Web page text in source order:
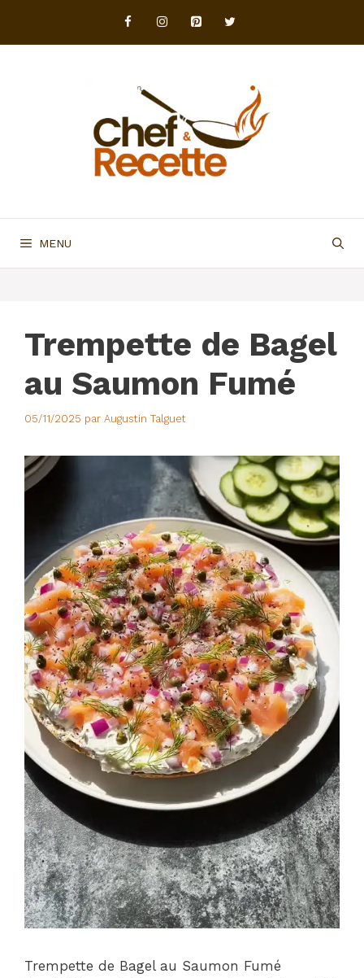
contenu
MENU
Trempette de Bagel
au Saumon Fumé
05/11/2025 par Augustin Talguet
Trempette de Bagel au Saumon Fumé